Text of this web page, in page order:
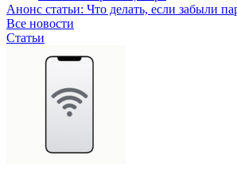
Анонс статьи: Что делать, если забыли
Все новости
Статьи